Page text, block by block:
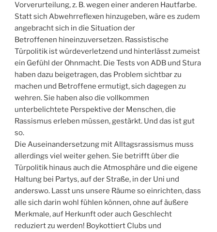
Vorverurteilung, z. B. wegen einer anderen Hautfarbe.
Statt sich Abwehrreflexen hinzugeben, wäre es zudem
angebracht sich in die Situation der
Betroffenen hineinzuversetzen. Rassistische
Türpolitik ist würdeverletzend und hinterlässt zumeist
ein Gefühl der Ohnmacht. Die Tests von ADB und Stura
haben dazu beigetragen, das Problem sichtbar zu
machen und Betroffene ermutigt, sich dagegen zu
wehren. Sie haben also die vollkommen
unterbelichtete Perspektive der Menschen, die
Rassismus erleben müssen, gestärkt. Und das ist gut
so.
Die Auseinandersetzung mit Alltagsrassismus muss
allerdings viel weiter gehen. Sie betrifft über die
Türpolitik hinaus auch die Atmosphäre und die eigene
Haltung bei Partys, auf der Straße, in der Uni und
anderswo. Lasst uns unsere Räume so einrichten, dass
alle sich darin wohl fühlen können, ohne auf äußere
Merkmale, auf Herkunft oder auch Geschlecht
reduziert zu werden! Boykottiert Clubs und